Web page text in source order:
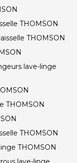
THOMSON
THOMSON
lave-linge
THOMSON
THOMSON
THOMSON